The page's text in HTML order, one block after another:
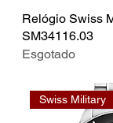
Relógio Swiss
SM34116.03
Esgotado
Swiss Military